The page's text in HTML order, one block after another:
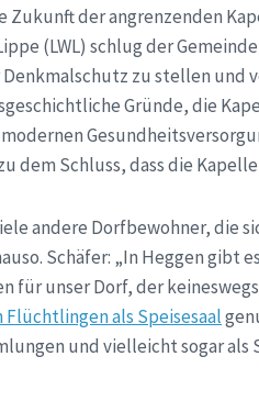
der angrenzenden
(LWL) schlug der
zu stellen und
Gründe, die
dem Schluss, dass die
andere Dorfbewohner, die
Schäfer: „In Heggen gibt
für unser Dorf, der
Flüchtlingen als Speisesaal
und vielleicht sogar